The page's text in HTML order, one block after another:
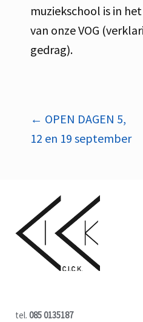
muziekschool is in
van onze VOG
gedrag).
Bericht
navigatie
← OPEN DAGEN 5,
12 en 19 september
tel. 085 0135187